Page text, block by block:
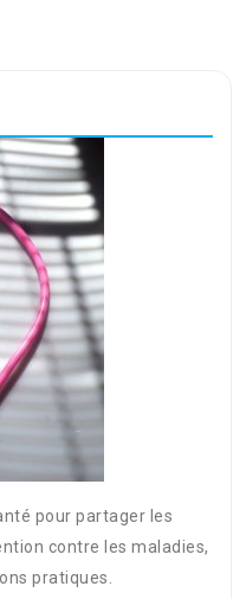
pour partager les
contre les maladies,
pratiques.